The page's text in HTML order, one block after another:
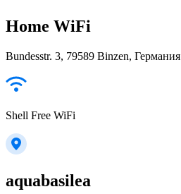
Home WiFi
Bundesstr. 3, 79589 Binzen, Германия
Shell Free WiFi
aquabasilea